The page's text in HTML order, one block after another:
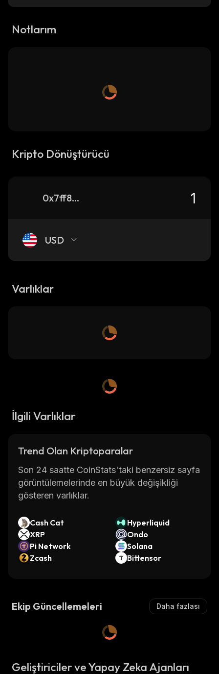
Notlarım
Kripto Dönüştürücü
0x7ff85244b298bfe2c0b21d0fe9aad24f95324444_binance_smart
USD
Varlıklar
İlgili Varlıklar
Trend Olan Kriptoparalar
Son 24 saatte CoinStats'taki benzersiz sayfa
görüntülemelerinde en büyük değişikliği
gösteren varlıklar.
Cash Cat
Hyperliquid
XRP
Ondo
Pi Network
Solana
Zcash
Bittensor
Ekip Güncellemeleri Daha fazlası
Geliştiriciler ve Yapay Zeka Ajanları